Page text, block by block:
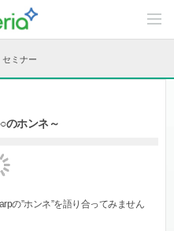
C
n
n
セミナー
のホンネ～
の”ホンネ”を語り合ってみません